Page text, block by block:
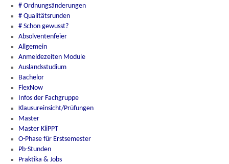
# Ordnungsänderungen
# Qualitätsrunden
# Schon gewusst?
Absolventenfeier
Allgemein
Anmeldezeiten Module
Auslandsstudium
Bachelor
FlexNow
Infos der Fachgruppe
Klausureinsicht/Prüfungen
Master
Master KliPPT
O-Phase für Erstsemester
Pb-Stunden
Praktika & Jobs